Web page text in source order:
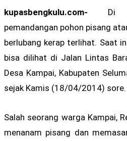
kupasbengkulu.com- Di
pemandangan pohon pisang
berlubang kerap terlihat. Saat
bisa dilihat di Jalan Lintas
Desa Kampai, Kabupaten
sejak Kamis (18/04/2014) sore.
Salah seorang warga Kampai,
menanam pisang dan